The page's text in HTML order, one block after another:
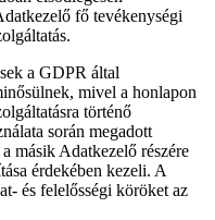
fő tevékenységi
a GDPR által
mivel a honlapon
történő
során megadott
másik Adatkezelő részére
érdekében kezeli. A
és felelősségi köröket az